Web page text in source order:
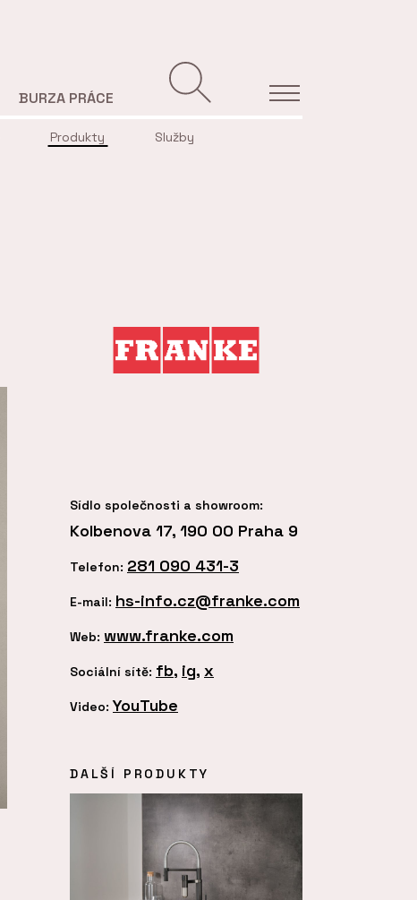
Produkty Služby
BURZA PRÁCE
Sídlo společnosti a showroom:
Kolbenova 17, 190 00 Praha 9
Telefon: 281 090 431-3
E-mail: hs-info.cz@franke.com
Web: www.franke.com
Sociální sítě: fb, ig, x
Video:YouTube
DALŠÍ PRODUKTY